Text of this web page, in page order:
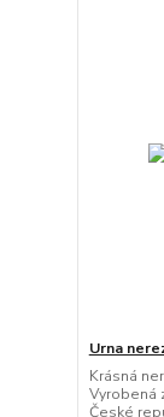
Urna
Krásná
Vyrobená
České